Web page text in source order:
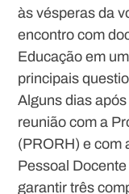
às vésperas da
encontro com
Educação em
principais
Alguns dias
reunião com a
(PRORH) e com
Pessoal
garantir três